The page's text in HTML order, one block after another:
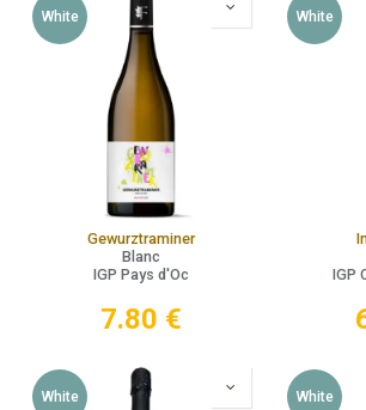
White
Gewurztraminer
Blanc
IGP Pays d'Oc
7.80 €
White
IGP
White White